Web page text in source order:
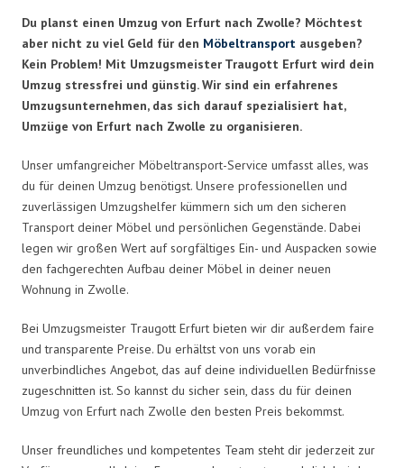
Du planst einen Umzug von Erfurt nach Zwolle? Möchtest
aber nicht zu viel Geld für den Möbeltransport ausgeben?
Kein Problem! Mit Umzugsmeister Traugott Erfurt wird dein
Umzug stressfrei und günstig. Wir sind ein erfahrenes
Umzugsunternehmen, das sich darauf spezialisiert hat,
Umzüge von Erfurt nach Zwolle zu organisieren.
Unser umfangreicher Möbeltransport-Service umfasst alles, was
du für deinen Umzug benötigst. Unsere professionellen und
zuverlässigen Umzugshelfer kümmern sich um den sicheren
Transport deiner Möbel und persönlichen Gegenstände. Dabei
legen wir großen Wert auf sorgfältiges Ein- und Auspacken sowie
den fachgerechten Aufbau deiner Möbel in deiner neuen
Wohnung in Zwolle.
Bei Umzugsmeister Traugott Erfurt bieten wir dir außerdem faire
und transparente Preise. Du erhältst von uns vorab ein
unverbindliches Angebot, das auf deine individuellen Bedürfnisse
zugeschnitten ist. So kannst du sicher sein, dass du für deinen
Umzug von Erfurt nach Zwolle den besten Preis bekommst.
Unser freundliches und kompetentes Team steht dir jederzeit zur